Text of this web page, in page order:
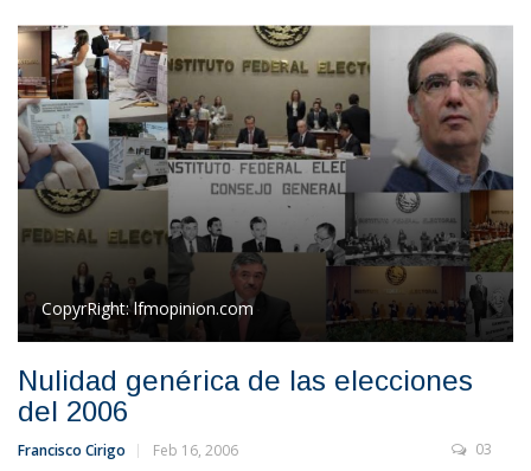
CopyrRight:lfmopinion.com
Nulidad genérica de las elecciones
del 2006
Francisco Cirigo Feb 16, 2006 03